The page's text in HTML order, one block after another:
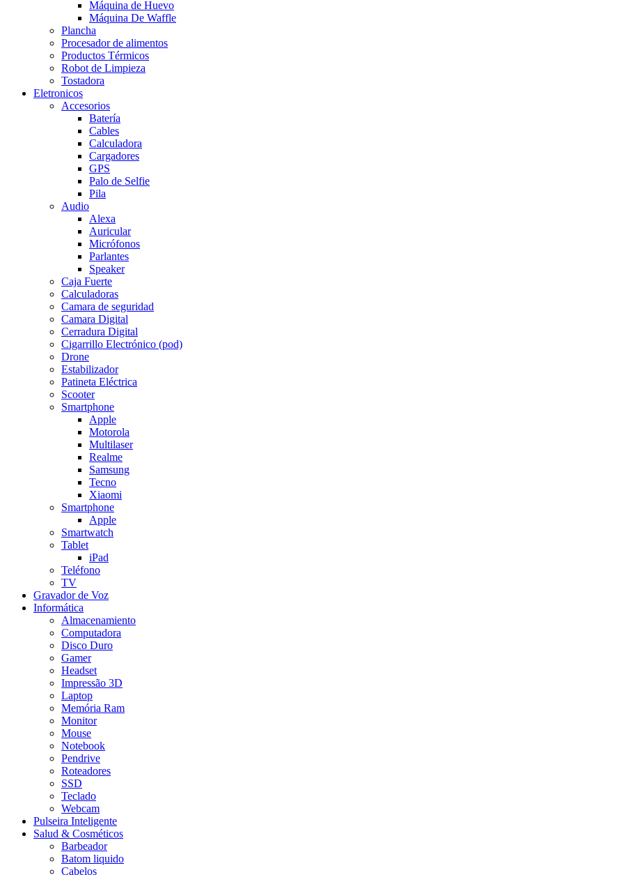
Máquina de Huevo
Máquina De Waffle
Plancha
Procesador de alimentos
Productos Térmicos
Robot de Limpieza
Tostadora
Eletronicos
Accesorios
Batería
Cables
Calculadora
Cargadores
GPS
Palo de Selfie
Pila
Audio
Alexa
Auricular
Micrófonos
Parlantes
Speaker
Caja Fuerte
Calculadoras
Camara de seguridad
Camara Digital
Cerradura Digital
Cigarrillo Electrónico (pod)
Drone
Estabilizador
Patineta Eléctrica
Scooter
Smartphone
Apple
Motorola
Multilaser
Realme
Samsung
Tecno
Xiaomi
Smartphone
Apple
Smartwatch
Tablet
iPad
Teléfono
TV
Gravador de Voz
Informática
Almacenamiento
Computadora
Disco Duro
Gamer
Headset
Impressão 3D
Laptop
Memória Ram
Monitor
Mouse
Notebook
Pendrive
Roteadores
SSD
Teclado
Webcam
Pulseira Inteligente
Salud & Cosméticos
Barbeador
Batom liquido
Cabelos